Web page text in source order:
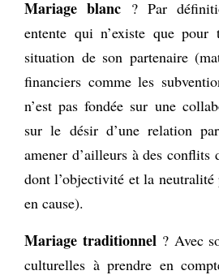
Mariage blanc ? Par
entente qui n’existe que pour
situation de son partenaire
financiers comme les
n’est pas fondée sur une
sur le désir d’une relation
amener d’ailleurs à des conflits
dont l’objectivité et la neutralité
en cause).
Mariage traditionnel ? Avec
culturelles à prendre en